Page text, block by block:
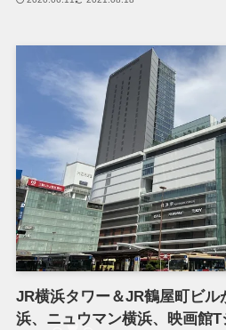
JR横浜タワー＆JR鶴屋町ビル
浜、ニュウマン横浜、映画館